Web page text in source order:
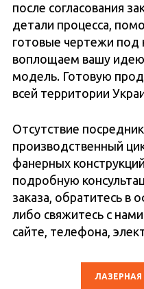
после согласования
детали процесса,
готовые чертежи под
воплощаем вашу
модель. Готовую
всей территории
Отсутствие
производственный
фанерных
подробную
заказа, обратитесь в
либо свяжитесь с
сайте, телефона,
ЛАЗЕРНАЯ